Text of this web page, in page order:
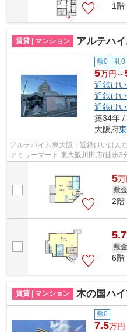
1階
賃貸 | マンション アルテハ
敷0 礼0
5万円～
近鉄け
近鉄け
近鉄け
築34年 /
大阪府
アルテハイム東大阪：近鉄けいはん
ァミリーマート 東大阪川田店(徒歩
す。共用部にはエレベータ・敷地内
5万
敷金
2階
5.7
敷金
6階
賃貸 | マンション 木の国ハ
敷0
7.5万円